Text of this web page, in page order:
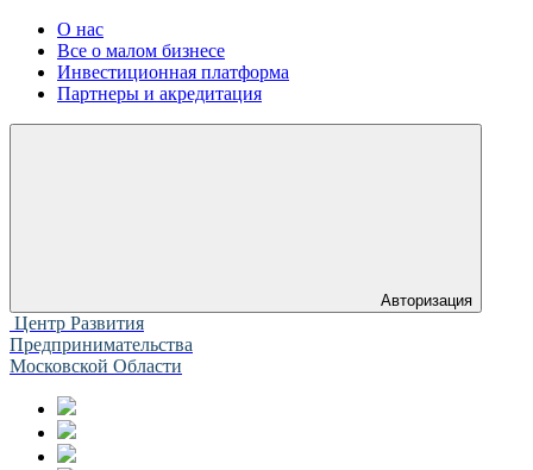
О нас
Все о малом бизнесе
Инвестиционная платформа
Партнеры и акредитация
Авторизация
Центр Развития
Предпринимательства
Московской Области